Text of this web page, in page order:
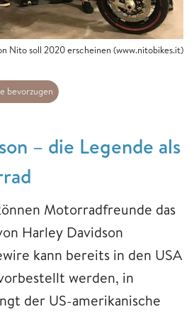
Nito soll 2020 erscheinen (www.nitobikes.it)
bevorzugen
– die Legende als
Motorradfreunde das
Harley Davidson
kann bereits in den USA
werden, in
der US-amerikanische